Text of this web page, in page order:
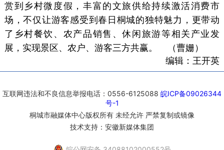
赏到乡村微度假，丰富的文旅供给持续激活消费市
场，不仅让游客感受到春日桐城的独特魅力，更带动
了乡村餐饮、农产品销售、休闲旅游等相关产业发
展，实现景区、农户、游客三方共赢。 （曹姗）
编辑：王开英
互联网违法和不良信息举报电话：0556-6125088 皖ICP备09026344
号-1
桐城市融媒体中心版权所有 未经允许 严禁复制或镜像
技术支持：安徽新媒体集团